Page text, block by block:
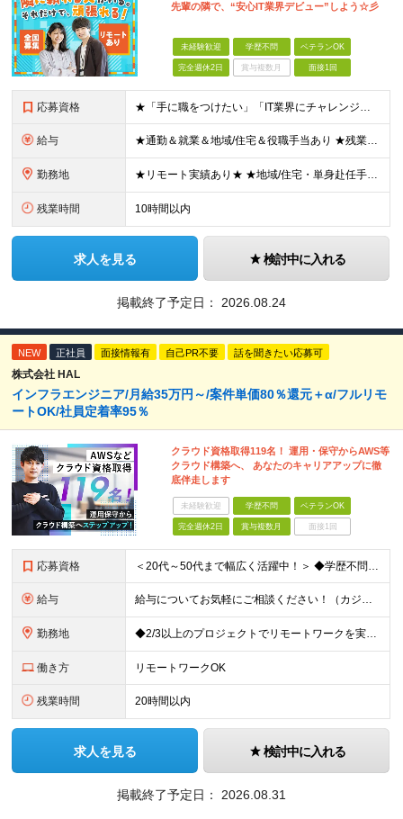
先輩の隣で、“安心IT業界デビュー”しよう☆彡
未経験歓迎 学歴不問 ベテランOK
完全週休2日 賞与複数月 面接1回
応募資格 ★「手に職をつけたい」「IT業界にチャレンジしたい」方歓迎！ ■学歴不問 ■IT知識・理系文系不問！未経験・第二新卒OK ★ITサポート・IT事務やエンジニアの経験をお持ちの方は優遇します！ 地方在
給与 ★通勤＆就業＆地域/住宅＆役職手当あり ★残業代は全額支給 ★選べる給与制度あり！ ■東京・神奈川・千葉・埼玉勤務の場合 月給24.5万円～55万円＋諸手当 （残業代は全額支給） (20,000円の
勤務地 ★リモート実績あり★ ★地域/住宅・単身赴任手当などサポートも万全 ★転任費用や寮・社宅制度も完備しています ★勤務地については希望を考慮の上、決定します ★面接地エリアでの就業率92％以上！ 『地
残業時間 10時間以内
求人を見る 検討中に入れる
掲載終了予定日： 2026.08.24
NEW 正社員 面接情報有 自己PR不要 話を聞きたい応募可
株式会社 HAL
インフラエンジニア/月給35万円～/案件単価80％還元＋α/フルリモ
ートOK/社員定着率95％
クラウド資格取得119名！ 運用・保守からAWS等
クラウド構築へ、 あなたのキャリアアップに徹
底伴走します
未経験歓迎 学歴不問 ベテランOK
完全週休2日 賞与複数月 面接1回
応募資格 ＜20代～50代まで幅広く活躍中！＞ ◆学歴不問 ◆何らかのインフラ関連の実務経験 ★経験年数不問/運用監視レベルも歓迎 ＜こんな方は大歓迎！＞ ◎今の収入に不満がある ◎もっと上流の案件で活躍した
給与 給与についてお気軽にご相談ください！（カジュアル面談可能） 月給35万円～＋各種手当＋賞与2回 ※固定残業代は、時間外労働の有無に関わらず40時間分を87,500円～支給 ※超過分は別途支給 ※試用
勤務地 ◆2/3以上のプロジェクトでリモートワークを実施中！ ≪自社拠点≫ ・東京本社／東京都千代田区丸の内二丁目6番1号 丸の内パークビルディング6階 ・関西支社／⼤阪府⼤阪市中央区安⼟町2-3-13 ⼤
働き方 リモートワークOK
残業時間 20時間以内
求人を見る 検討中に入れる
掲載終了予定日： 2026.08.31